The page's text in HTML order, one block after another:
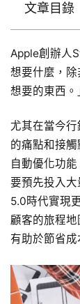
文章目錄
Apple創辦人
想要什麼，
想要的東西。
尤其在當今
的痛點和接
自動優化功
要預先投入
5.0時代實現
顧客的旅程
有助於節省成